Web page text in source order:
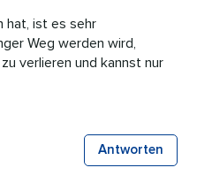
hat, ist es sehr
Weg werden wird,
verlieren und kannst nur
Antworten